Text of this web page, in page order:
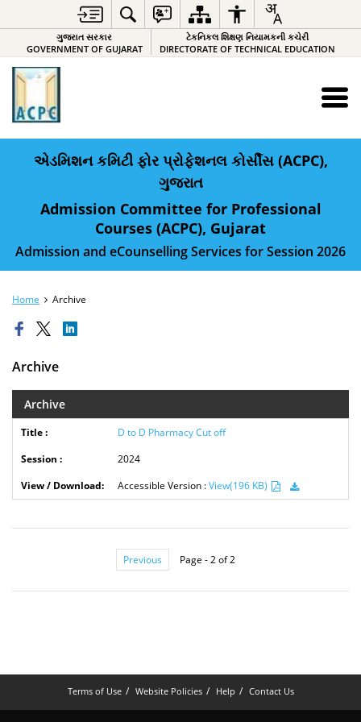
ગુજરાત સરકાર
GOVERNMENT OF GUJARAT
ટેકનિકલ શિક્ષણ નિયામકની કચેરી
DIRECTORATE OF TECHNICAL EDUCATION
એડમિશન કમિટી ફોર પ્રોફેશનલ કોર્સીસ (ACPC),
ગુજરાત
Admission Committee for Professional
Courses (ACPC), Gujarat
Admission and eCounselling Services for Session 2026
Home Archive
Archive
Archive
D to D Pharmacy Cut off
2024
Accessible Version :View(196 KB)
Previous Page - 2 of 2
Terms of Use Website Policies Help Contact Us